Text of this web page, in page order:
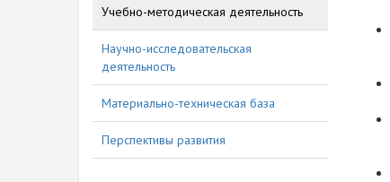
Учебно-методическая деятельность
Научно-исследовательская
деятельность
Материально-техническая база
Перспективы развития